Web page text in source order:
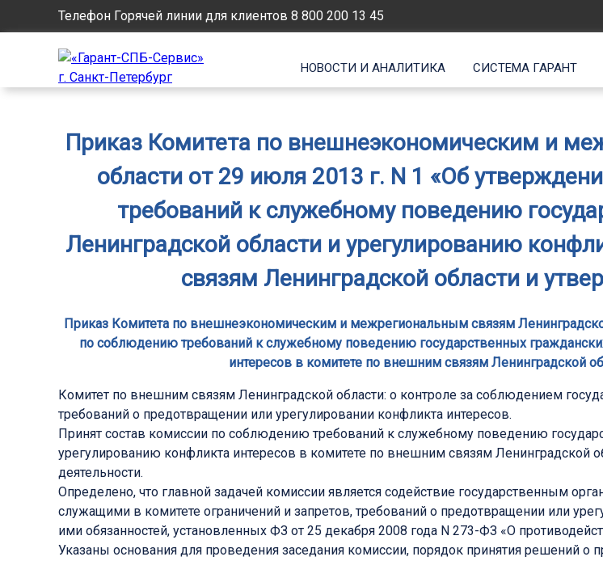
Телефон Горячей линии для клиентов 8 800 200 13 45
НОВОСТИ И АНАЛИТИКА СИСТЕМА ГАРАНТ
Приказ Комитета по внешнеэкономическим и
области от 29 июля 2013 г. N 1 «Об
требований к служебному поведению
Ленинградской области и урегулированию
связям Ленинградской области и
Приказ Комитета по внешнеэкономическим и межрегиональным связям
по соблюдению требований к служебному поведению государственных
интересов в комитете по внешним связям Ленинградской
Комитет по внешним связям Ленинградской области: о контроле за соблюдением
требований о предотвращении или урегулировании конфликта интересов.
Принят состав комиссии по соблюдению требований к служебному поведению
урегулированию конфликта интересов в комитете по внешним связям Ленинградской
деятельности.
Определено, что главной задачей комиссии является содействие государственным
служащими в комитете ограничений и запретов, требований о предотвращении или
ими обязанностей, установленных ФЗ от 25 декабря 2008 года N 273-ФЗ «О
Указаны основания для проведения заседания комиссии, порядок принятия решений о